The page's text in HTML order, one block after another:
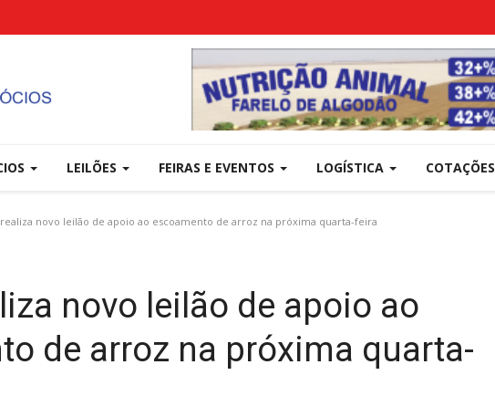
LEILÕES FEIRAS E EVENTOS LOGÍSTICA COTAÇÕES
realiza novo leilão de apoio ao escoamento de arroz na próxima quarta-feira
novo leilão de apoio ao
de arroz na próxima quarta-